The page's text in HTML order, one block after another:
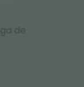
de